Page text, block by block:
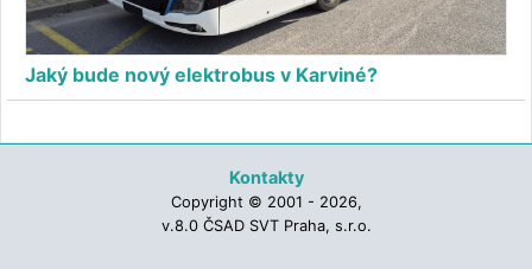
Jaký bude nový elektrobus v Karviné?
Kontakty
Copyright © 2001 - 2026,
v.8.0 ČSAD SVT Praha, s.r.o.